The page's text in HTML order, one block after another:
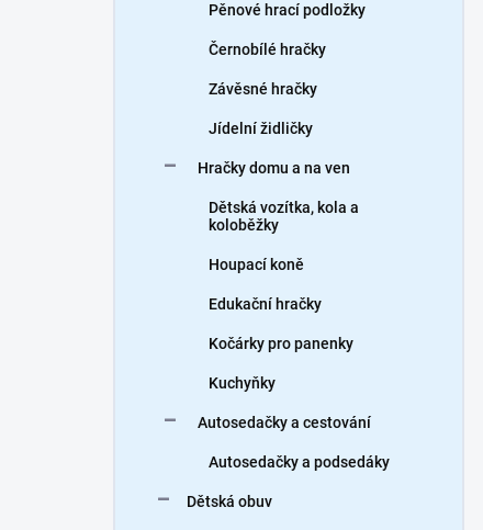
Pěnové hrací podložky
Černobílé hračky
Závěsné hračky
Jídelní židličky
Hračky domu a na ven
Dětská vozítka, kola a
koloběžky
Houpací koně
Edukační hračky
Kočárky pro panenky
Kuchyňky
Autosedačky a cestování
Autosedačky a podsedáky
Dětská obuv